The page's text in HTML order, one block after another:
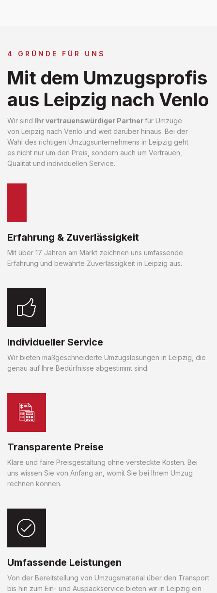
4 GRÜNDE FÜR UNS
Mit dem Umzugsprofis
aus Leipzig nach Venlo
Wir sind Ihr vertrauenswürdiger Partnerfür Umzüge
von Leipzig nach Venlo und weit darüber hinaus. Bei der
Wahl des richtigen Umzugsunternehmens in Leipzig geht
es nicht nur um den Preis, sondern auch um Vertrauen,
Qualität und individuellen Service.
Erfahrung & Zuverlässigkeit
Mit über 17 Jahren am Markt zeichnen uns umfassende
Erfahrung und bewährte Zuverlässigkeit in Leipzig aus.
Individueller Service
Wir bieten maßgeschneiderte Umzugslösungen in Leipzig, die
genau auf Ihre Bedürfnisse abgestimmt sind.
Transparente Preise
Klare und faire Preisgestaltung ohne versteckte Kosten. Bei
uns wissen Sie von Anfang an, womit Sie bei Ihrem Umzug
rechnen können.
Umfassende Leistungen
Von der Bereitstellung von Umzugsmaterial über den Transport
bis hin zum Ein- und Auspackservice bieten wir in Leipzig ein